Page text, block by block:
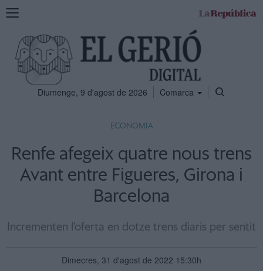
Mostra
navegació
Diumenge, 9 d'agost de 2026 Comarca
ECONOMIA
Renfe afegeix quatre nous trens
Avant entre Figueres, Girona i
Barcelona
Incrementen l'oferta en dotze trens diaris per sentit
Dimecres, 31 d'agost de 2022 15:30h